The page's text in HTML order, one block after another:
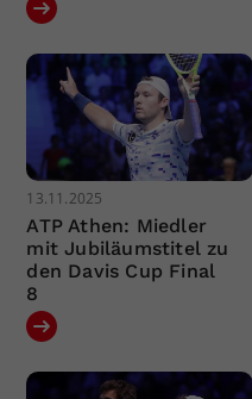
13.11.2025
ATP Athen: Miedler
mit Jubiläumstitel zu
den Davis Cup Final
8